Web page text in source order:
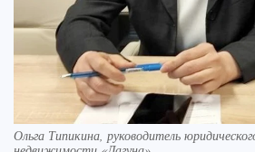
Ольга Типикина, руководитель